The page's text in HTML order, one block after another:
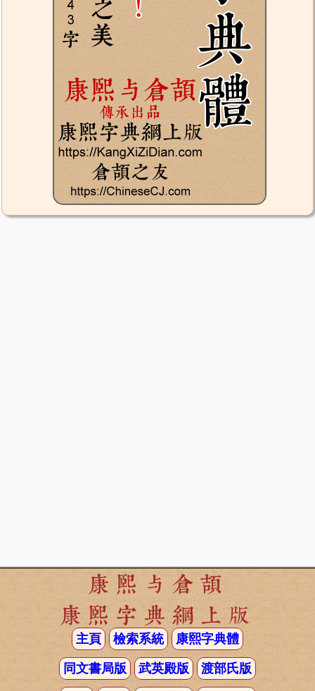
康熙与倉頡
康熙字典網上版
主頁 檢索系統 康熙字典體
同文書局版 武英殿版 渡部氏版